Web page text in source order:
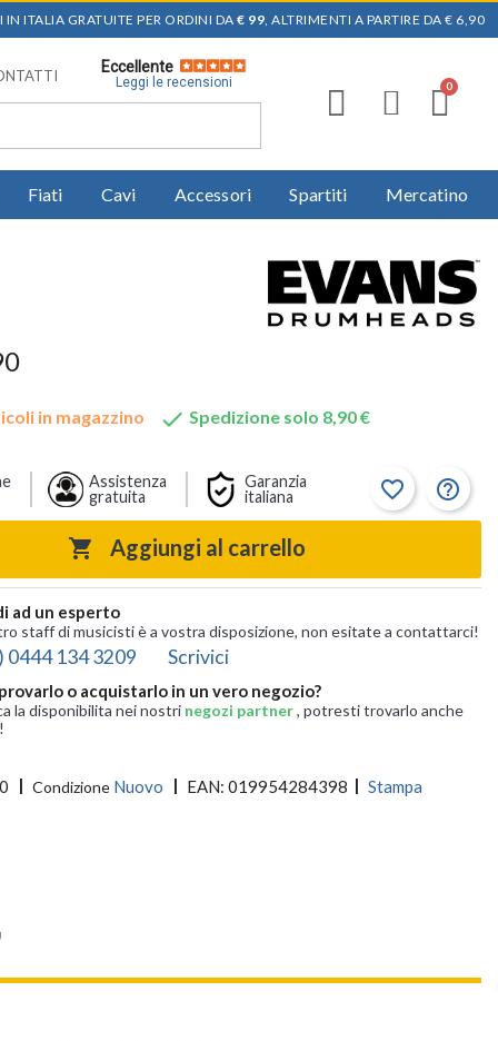
IN ITALIA GRATUITE PER ORDINI DA € 99, ALTRIMENTI A PARTIRE DA € 6,90
Eccellente
Leggi le recensioni
Fiati Cavi Accessori Spartiti Mercatino
in magazzino  Spedizione solo 8,90 €
Assistenza
gratuita
Garanzia
italiana
favorite_border help_outline
 Aggiungi al carrello
ad un esperto
staff di musicisti è a vostra disposizione, non esitate a contattarci!
0444 134 3209 Scrivici
o acquistarlo in un vero negozio?
la disponibilita nei nostri negozi partner, potresti trovarlo anche
Condizione Nuovo EAN: 019954284398 Stampa